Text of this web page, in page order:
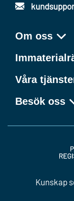
Om oss
Våra
Besök oss
Kunskap